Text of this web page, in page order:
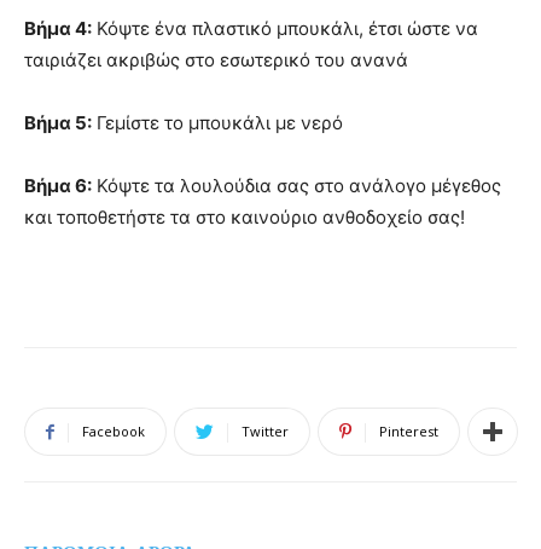
Βήμα 4: Κόψτε ένα πλαστικό μπουκάλι, έτσι ώστε να
ταιριάζει ακριβώς στο εσωτερικό του ανανά
Βήμα 5: Γεμίστε το μπουκάλι με νερό
Βήμα 6: Κόψτε τα λουλούδια σας στο ανάλογο μέγεθος
και τοποθετήστε τα στο καινούριο ανθοδοχείο σας!
Facebook Twitter Pinterest